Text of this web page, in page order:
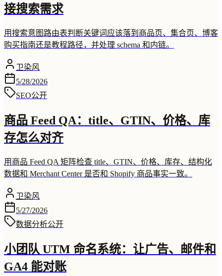
接搜索需求
用搜索意图路由表判断关键词应该落到商品页、集合页、博客
购买指南还是教程路径，并处理 schema 和内链。
卫染风
5/28/2026
SEO公开
商品 Feed QA：title、GTIN、价格、库
存怎么对齐
用商品 Feed QA 矩阵检查 title、GTIN、价格、库存、结构化
数据和 Merchant Center 是否和 Shopify 商品事实一致。
卫染风
5/27/2026
数据分析公开
小团队 UTM 命名系统：让广告、邮件和
GA4 能对账